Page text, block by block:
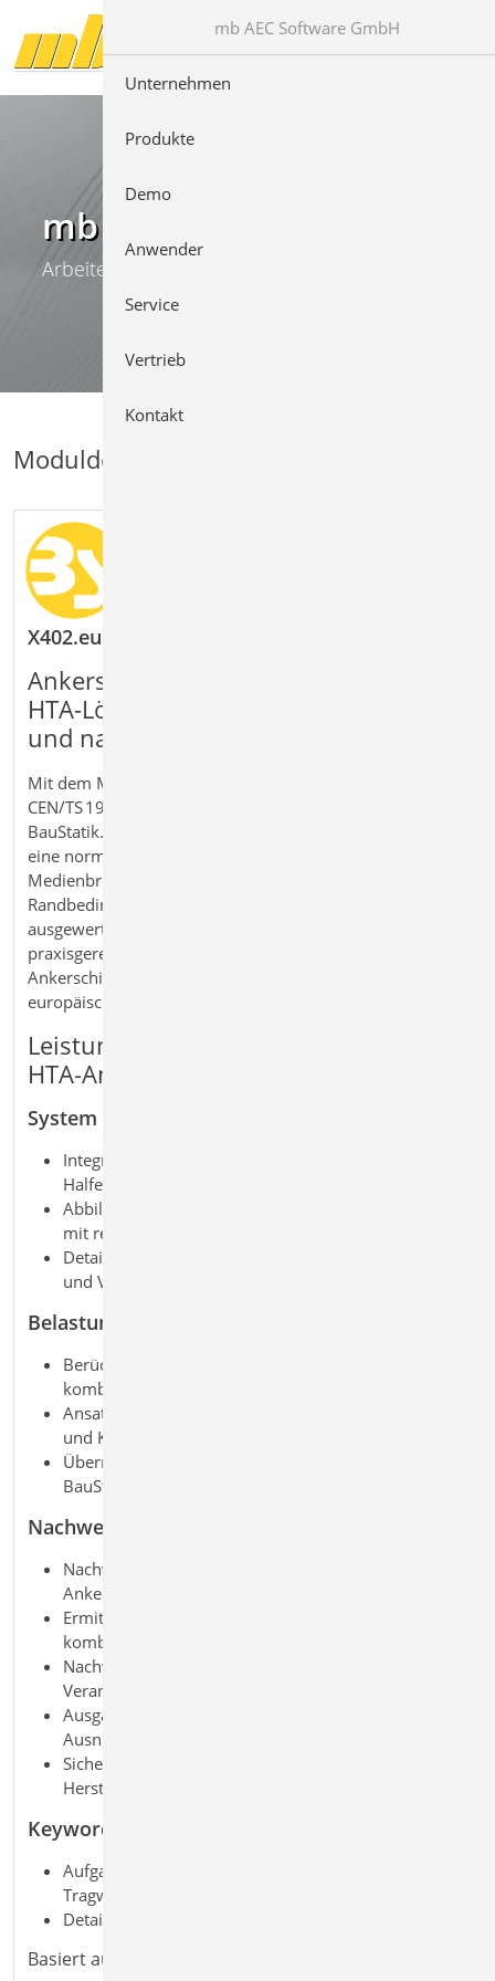
Direkt zur Hauptnavigation springen
Direkt zum Inhalt springen
mb WorkSuite
Arbeiten mit Komfort
Moduldetails
X402.eu HALFEN HTA-Ankerschiene, CEN/TS
Ankerschienen mit integrierter Halfen
HTA-Lösung nach CEN/TS bemessen
und nachweisen
Mit dem Modul X402.eu Halfen HTA‑Ankerschiene,
CEN/TS 1992‑4 bemessen Sie Ankerschienen direkt in der
BauStatik. Das integrierte Herstellerprogramm ermöglicht
eine normgerechte und geprüfte Auslegung ohne
Medienbruch. Geometrie, Einwirkungen und
Randbedingungen werden übernommen und vollständig
ausgewertet. So erhalten Sie eine sichere und
praxisgerechte Lösung für die Bemessung von
Ankerschienen im Stahlbetonbau nach aktueller
europäischer Normgrundlage.
Leistungsmerkmale X402.eu Halfen
HTA‑Ankerschiene, CEN-TS 1992-4
System
Integration der originalen
Halfen
Abbildung von Ankerschienen in Stahlbetonbauteilen
mit realistischen Einbaubedingungen
Detaillierte Eingabe von Geometrie, Randabständen
und Verankerung
Belastung
Berücksichtigung von Zug- und Querkräften sowie
kombinierter Beanspruchung
Ansatz von Lasten in unterschiedlichen Richtungen
und Kombinationen
Übernahme vorhandener Einwirkungen aus der
BauStatik
Nachweise
Nachweise nach CEN/TS 1992
Ankerschienen
Ermittlung der Tragfähigkeit für Zug-, Quer- und
kombinierte Lasten
Nachweis von Betonversagen, Stahlversagen und
Verankerung
Ausgabe aller Nachweise und Ergebnisse mit
Ausnutzung
Sichere Bemessung auf Basis geprüfter
Herstellersoftware
Keywords
Aufgaben: Beton-/Stahlbetonbau; Massivbau;
Tragwerksplanung
Detailaufgaben: Detailnachweis
Basiert auf den Normen:
mb AEC Software GmbH
Unternehmen
Produkte
Demo
Anwender
Service
Vertrieb
Kontakt